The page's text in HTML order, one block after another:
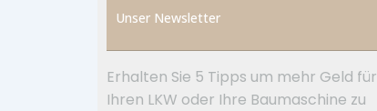
Unser Newsletter
Erhalten Sie 5 Tipps um mehr Geld für
Ihren LKW oder Ihre Baumaschine zu